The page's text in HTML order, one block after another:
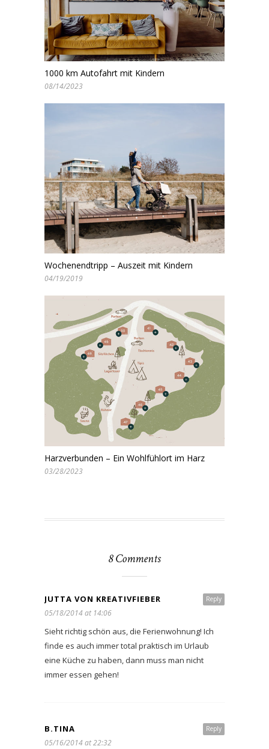
1000 km Autofahrt mit Kindern
08/14/2023
Wochenendtripp – Auszeit mit Kindern
04/19/2019
Harzverbunden – Ein Wohlfühlort im Harz
03/28/2023
8 Comments
Reply
JUTTA VON KREATIVFIEBER
05/18/2014 at 14:06
Sieht richtig schön aus, die Ferienwohnung! Ich
finde es auch immer total praktisch im Urlaub
eine Küche zu haben, dann muss man nicht
immer essen gehen!
Reply
B.TINA
05/16/2014 at 22:32